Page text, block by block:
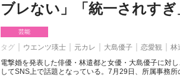
ブレない」「統一されすぎ
芸能
タグ ウエンツ瑛士 元カレ 大島優子 恋愛観 林
電撃婚を発表した俳優・林遣都と女優・大島優子に対
してSNS上で話題となっている。7月29日、所属事務所